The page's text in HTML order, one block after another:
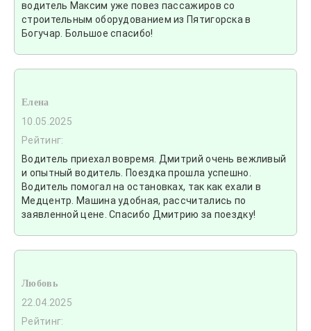
водитель Максим уже повез пассажиров со
строительным оборудованием из Пятигорска в
Богучар. Большое спасибо!
Елена
10.05.2025
Рейтинг:
Водитель приехал вовремя. Дмитрий очень вежливый
и опытный водитель. Поездка прошла успешно.
Водитель помогал на остановках, так как ехали в
Медцентр. Машина удобная, рассчитались по
заявленной цене. Спасибо Дмитрию за поездку!
Любовь
22.04.2025
Рейтинг: